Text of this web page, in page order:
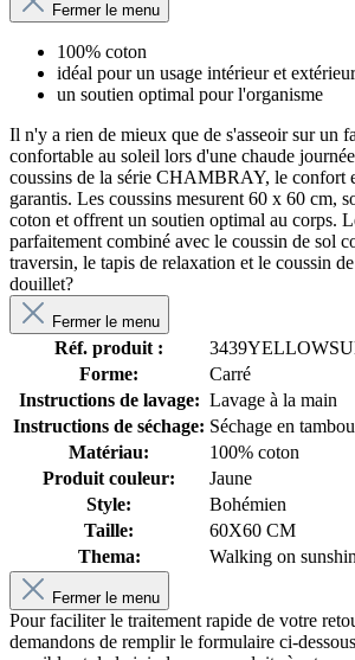
Fermer le menu
100% coton
idéal pour un usage intérieur et extérieur
un soutien optimal pour l'organisme
Il n'y a rien de mieux que de s'asseoir sur un
confortable au soleil lors d'une chaude
coussins de la série CHAMBRAY, le confort
garantis. Les coussins mesurent 60 x 60 cm,
coton et offrent un soutien optimal au corps.
parfaitement combiné avec le coussin de sol
traversin, le tapis de relaxation et le coussin
douillet?
Fermer le menu
Réf. produit :
Forme:
Carré
Instructions de lavage: Lavage à la main
Instructions de séchage: Séchage en
Matériau:
100% coton
Produit couleur:
Jaune
Style:
Bohémien
Taille:
60X60 CM
Thema:
Walking on
Fermer le menu
Pour faciliter le traitement rapide de votre
demandons de remplir le formulaire ci-